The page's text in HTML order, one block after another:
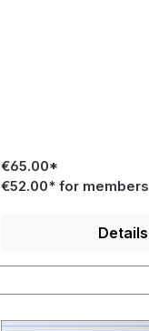
€65.00*
€52.00* for members
Details